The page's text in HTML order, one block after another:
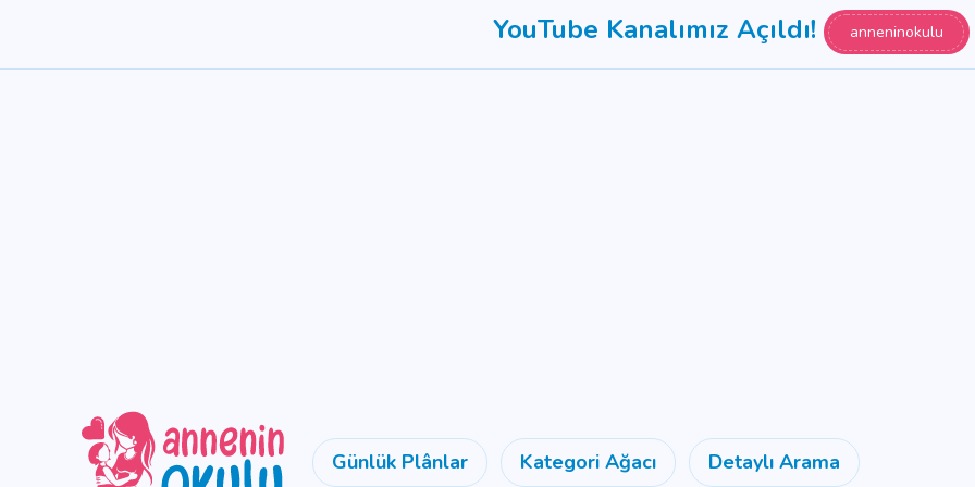
YouTube Kanalımız Açıldı! anneninokulu
Günlük Plânlar Kategori Ağacı Detaylı Arama